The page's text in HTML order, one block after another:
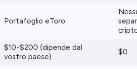
Portafoglio eToro
$10-$200 (dipende dal
vostro paese)
$0